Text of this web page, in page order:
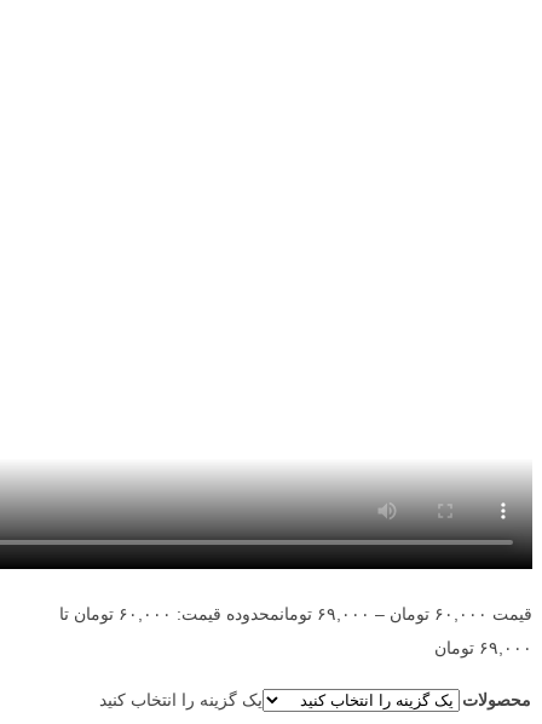
قیمت ۶۰,۰۰۰ تومان – ۶۹,۰۰۰ تومان
محدوده قیمت: ۶۰,۰۰۰ تومان تا
۶۹,۰۰۰ تومان
محصولات
یک گزینه را انتخاب کنید